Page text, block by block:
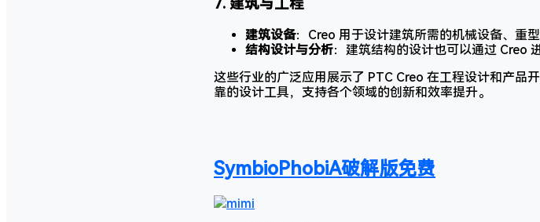
7. 建筑与工程
建筑设备：Creo 用于设计建筑所需的机械设备、重
结构设计与分析：建筑结构的设计也可以通过 Creo
这些行业的广泛应用展示了 PTC Creo 在工程设计和产品
靠的设计工具，支持各个领域的创新和效率提升。
SymbioPhobiA破解版免费
mimi